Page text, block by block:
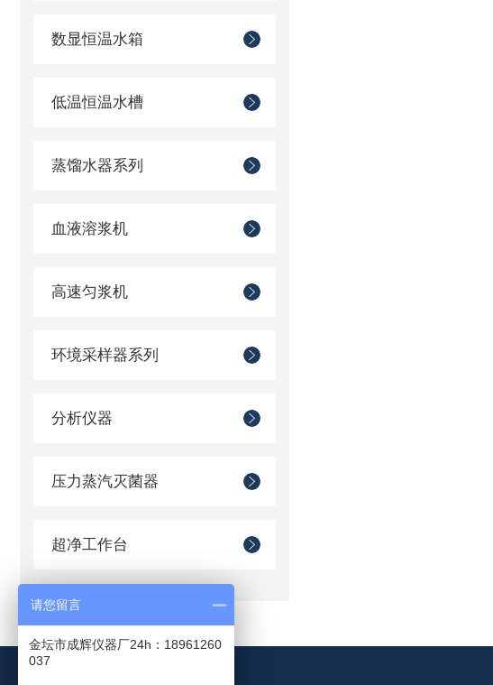
数显恒温水箱
低温恒温水槽
蒸馏水器系列
血液溶浆机
高速匀浆机
环境采样器系列
分析仪器
压力蒸汽灭菌器
超净工作台
请您留言
金坛市成辉仪器厂24h：18961260
037